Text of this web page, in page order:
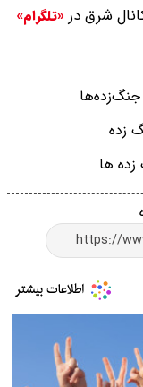
شرق در «تلگرام»
جنگ‌زده‌ها
زده
ها